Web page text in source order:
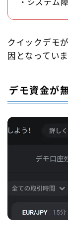
・システム
クイックデモ
因となっていま
デモ資金が